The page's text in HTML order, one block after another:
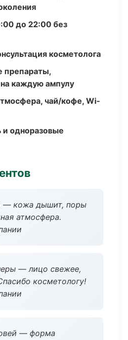
до 22:00 без
косметолога
препараты,
каждую ампулу
чай/кофе, Wi-
и одноразовые
— кожа дышит, поры
атмосфера.
— лицо свежее,
косметологу!
— форма